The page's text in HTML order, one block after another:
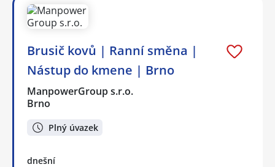
Brusič kovů | Ranní směna |
Nástup do kmene | Brno
ManpowerGroup s.r.o.
Brno
Plný úvazek
dnešní